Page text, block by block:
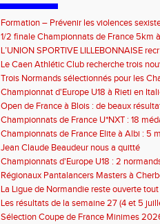
Formation – Prévenir les violences
: le 26 septembre 2026
1/2 finale Championnats de France 5km
13 septembre 2026 : les informations
L’UNION SPORTIVE LILLEBONNAISE
rentrée 2026
Le Caen Athlétic Club recherche trois
civique à compter de septembre 2026
Trois Normands sélectionnés pour les
Eugene !
Championnat d'Europe U18 à Rieti en
normands
Open de France à Blois : de beaux
Championnats de France U*NXT : 18
Championnats de France Elite à Albi : 5
titres !
Jean Claude Beaudeur nous a quitté
Championnats d'Europe U18 : 2
Régionaux Pantalancers Masters à
La Ligue de Normandie reste ouverte tout
Les résultats de la semaine 27 (4 et 5
Sélection Coupe de France Minimes